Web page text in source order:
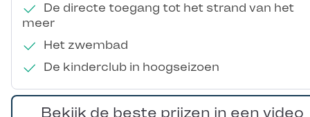
De directe toegang tot het strand van het
meer
Het zwembad
De kinderclub in hoogseizoen
Bekijk de beste prijzen in een video